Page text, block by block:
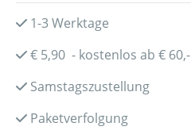
1-3 Werktage
€ 5,90 - kostenlos ab € 60,-
Samstagszustellung
Paketverfolgung